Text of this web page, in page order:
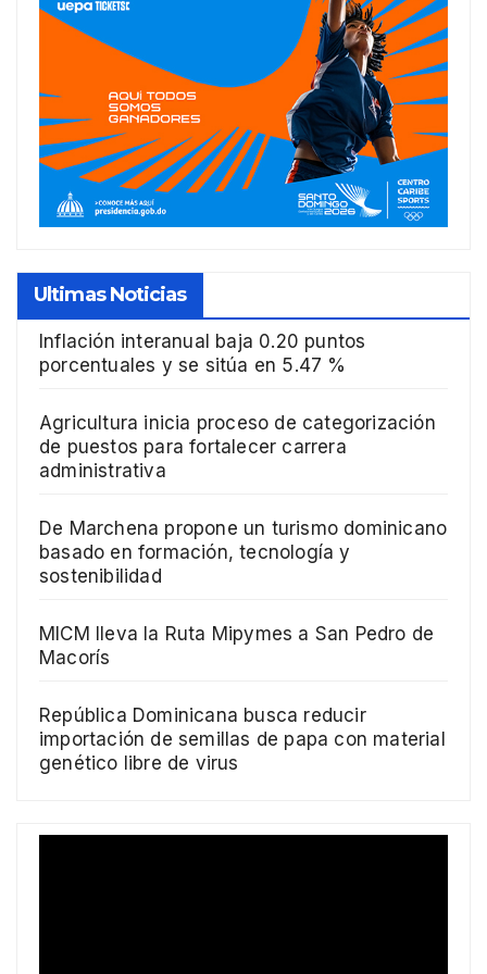
Ultimas Noticias
Inflación interanual baja 0.20 puntos
porcentuales y se sitúa en 5.47 %
Agricultura inicia proceso de categorización
de puestos para fortalecer carrera
administrativa
De Marchena propone un turismo dominicano
basado en formación, tecnología y
sostenibilidad
MICM lleva la Ruta Mipymes a San Pedro de
Macorís
República Dominicana busca reducir
importación de semillas de papa con material
genético libre de virus